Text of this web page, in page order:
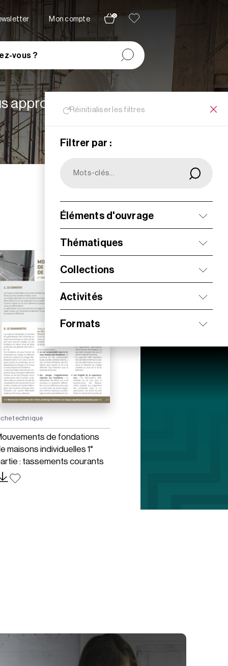
Mon compte
0
vous ?
Réinitialiser les filtres
Filtrer par :
Éléments d'ouvrage
Thématiques
Collections
Activités
Formats
appropriées à vos
technique
de fondations
maisons individuelles 1°
: tassements courants